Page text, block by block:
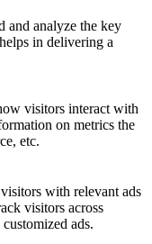
and analyze the key
in delivering a
visitors interact with
on metrics the
etc.
with relevant ads
visitors across
ads.